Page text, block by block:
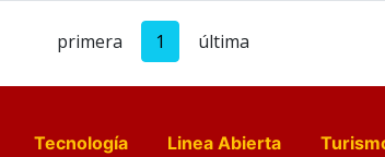
primera 1 última
Tecnología Linea Abierta